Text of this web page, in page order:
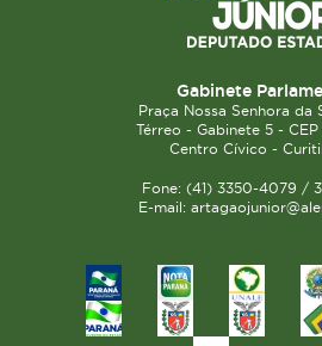
Gabinete
Praça Nossa Senhora da
Térreo - Gabinete 5 - CEP
Centro Cívico -
Fone: (41) 3350-4079 /
E-mail: